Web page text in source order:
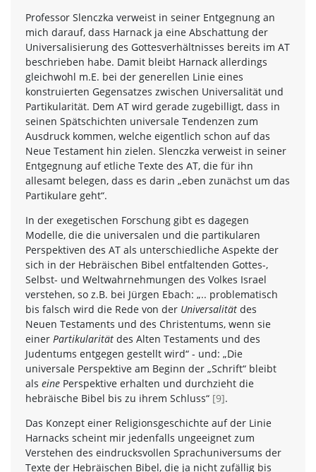
Professor Slenczka verweist in seiner Entgegnung an
mich darauf, dass Harnack ja eine Abschattung der
Universalisierung des Gottesverhältnisses bereits im AT
beschrieben habe. Damit bleibt Harnack allerdings
gleichwohl m.E. bei der generellen Linie eines
konstruierten Gegensatzes zwischen Universalität und
Partikularität. Dem AT wird gerade zugebilligt, dass in
seinen Spätschichten universale Tendenzen zum
Ausdruck kommen, welche eigentlich schon auf das
Neue Testament hin zielen. Slenczka verweist in seiner
Entgegnung auf etliche Texte des AT, die für ihn
allesamt belegen, dass es darin „eben zunächst um das
Partikulare geht“.
In der exegetischen Forschung gibt es dagegen
Modelle, die die universalen und die partikularen
Perspektiven des AT als unterschiedliche Aspekte der
sich in der Hebräischen Bibel entfaltenden Gottes-,
Selbst- und Weltwahrnehmungen des Volkes Israel
verstehen, so z.B. bei Jürgen Ebach: „.. problematisch
bis falsch wird die Rede von der Universalität des
Neuen Testaments und des Christentums, wenn sie
einer Partikularität des Alten Testaments und des
Judentums entgegen gestellt wird“ - und: „Die
universale Perspektive am Beginn der „Schrift“ bleibt
als eine Perspektive erhalten und durchzieht die
hebräische Bibel bis zu ihrem Schluss“ [9].
Das Konzept einer Religionsgeschichte auf der Linie
Harnacks scheint mir jedenfalls ungeeignet zum
Verstehen des eindrucksvollen Sprachuniversums der
Texte der Hebräischen Bibel, die ja nicht zufällig bis